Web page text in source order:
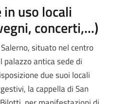
in uso locali
concerti,...)
situato nel centro
antica sede di
due suoi locali
la cappella di San